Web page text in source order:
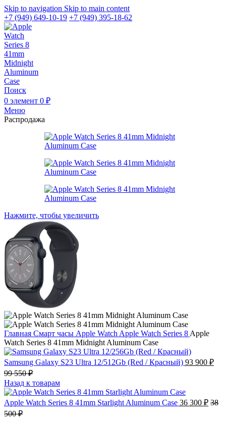
Skip to navigation Skip to main content
+7 (949) 649-10-19 +7 (949) 395-18-62
Поиск
0 элемент 0 ₽
Меню
Распродажа
Нажмите, чтобы увеличить
Главная Смарт часы Apple Watch Apple Watch Series 8 Apple
Watch Series 8 41mm Midnight Aluminum Case
Samsung Galaxy S23 Ultra 12/512Gb (Red / Красный) 93 900 ₽
99 550₽
Назад к товарам
Apple Watch Series 8 41mm Starlight Aluminum Case 36 300 ₽ 38
500₽